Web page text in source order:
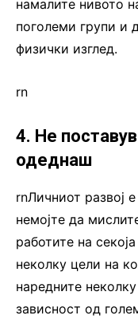
намалите нивото
поголеми групи и
физички изглед.
rn
4. Не
одеднаш
rnЛичниот развој
немојте да
работите на
неколку цели на
наредните
зависност од